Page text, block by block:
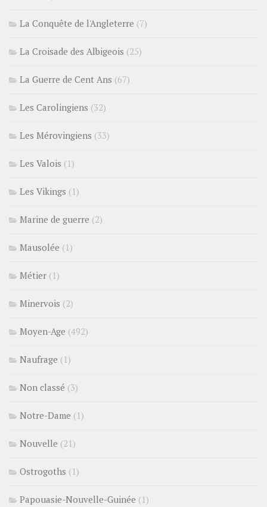
La Conquête de l'Angleterre (7)
La Croisade des Albigeois (25)
La Guerre de Cent Ans (67)
Les Carolingiens (32)
Les Mérovingiens (33)
Les Valois (1)
Les Vikings (1)
Marine de guerre (2)
Mausolée (1)
Métier (1)
Minervois (2)
Moyen-Age (492)
Naufrage (1)
Non classé (3)
Notre-Dame (1)
Nouvelle (21)
Ostrogoths (1)
Papouasie-Nouvelle-Guinée (1)